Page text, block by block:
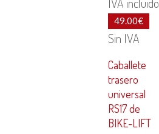
49.00€
Sin IVA
Caballete
trasero
universal
RS17 de
BIKE-LIFT